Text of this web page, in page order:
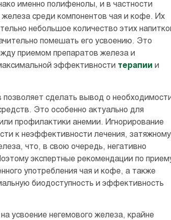
именно полифенолы, и в частности
среди компонентов чая и кофе. Их
небольшое количество этих
помешать его усвоению. Это
приемом препаратов железа и
эффективности терапии и
сделать вывод о
Это особенно актуально для
профилактики анемии. Игнорирование
к неэффективности лечения, затяжному
что, в свою очередь, негативно
экспертные рекомендации по
употребления чая и кофе, а также
биодоступность и эффективность
усвоение негемового железа, крайне